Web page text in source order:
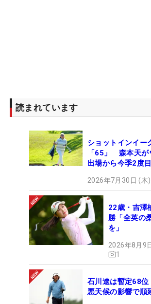
読まれています
ショットインイー
「65」 森本天が
出場から今季2度
2026年7月30日 (木
22歳・吉澤
勝「全英の
を」
2026年8月9
1
石川遼は暫定68
悪天候の影響で順